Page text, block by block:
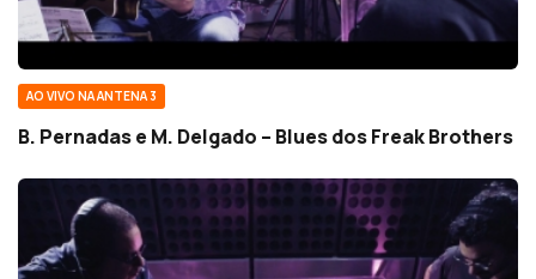
AO VIVO NA ANTENA 3
B. Pernadas e M. Delgado – Blues dos Freak Brothers